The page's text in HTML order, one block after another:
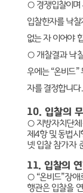
○ 경쟁입찰이며
입찰한자를 낙찰
없는 자 이어야
○ 개찰결과 낙
우에는“온비드”
자를 결정합니다.
10. 입찰의
○ 지방자치단
제4항 및 동법시
넷 입찰 참가자
11. 입찰의
○ “온비드”장애
행관은 입찰을